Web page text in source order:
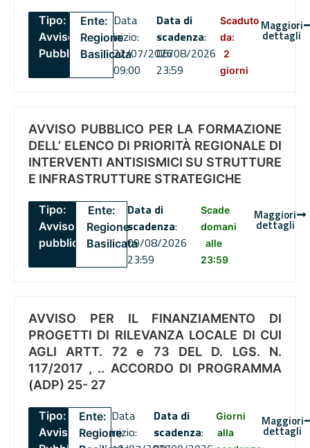
Tipo:
Avviso
Pubblico
Ente:
Regione
Basilicata
Data
inizio:
22/07/2026
09:00
Data di
scadenza:
06/08/2026
23:59
Scaduto
da:
2
giorni
Maggiori
dettagli
AVVISO PUBBLICO PER LA FORMAZIONE
DELL’ ELENCO DI PRIORITÀ REGIONALE DI
INTERVENTI ANTISISMICI SU STRUTTURE
E INFRASTRUTTURE STRATEGICHE
Tipo:
Avviso
pubblico
Ente:
Regione
Basilicata
Data di
scadenza:
09/08/2026
23:59
Scade
domani
alle
23:59
Maggiori
dettagli
AVVISO PER IL FINANZIAMENTO DI
PROGETTI DI RILEVANZA LOCALE DI CUI
AGLI ARTT. 72 e 73 DEL D. LGS. N.
117/2017 , .. ACCORDO DI PROGRAMMA
(ADP) 25- 27
Tipo:
Avviso
Ente:
Regione
Data
inizio:
Data di
scadenza:
Giorni
alla
Maggiori
dettagli